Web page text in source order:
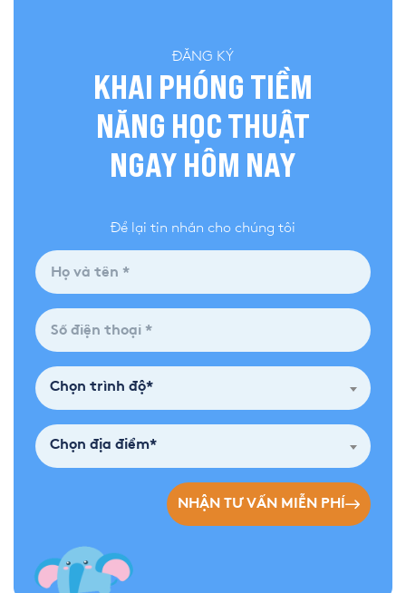
ĐĂNG KÝ
KHAI PHÓNG TIỀM
NĂNG HỌC THUẬT
NGAY HÔM NAY
Để lại tin nhắn cho chúng tôi
Chọn trình độ*
Chọn địa điểm*
NHẬN TƯ VẤN MIỄN PHÍ